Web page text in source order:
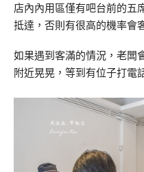
店內內用區僅有吧台前的五
抵達，否則有很高的機率會
如果遇到客滿的情況，老闆
附近晃晃，等到有位子打電